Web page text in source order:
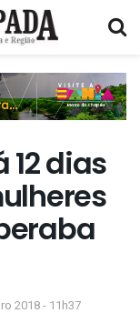
dias
2018 - 11h37